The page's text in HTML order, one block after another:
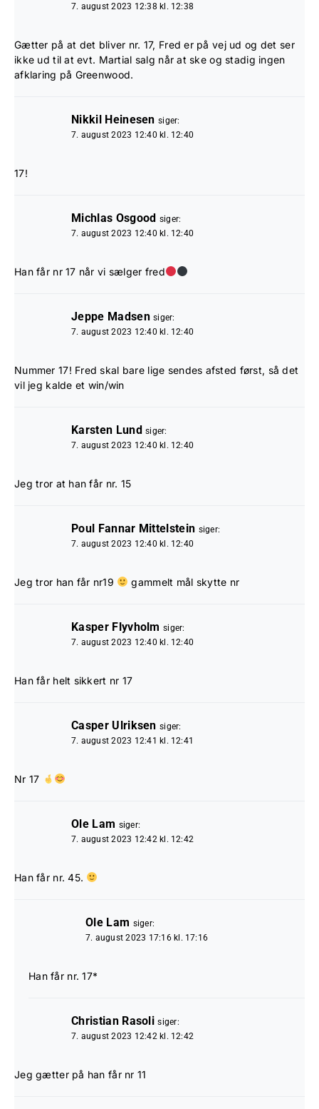
7. august 2023 12:38 kl. 12:38
Gætter på at det bliver nr. 17, Fred er på vej ud og det ser
ikke ud til at evt. Martial salg når at ske og stadig ingen
afklaring på Greenwood.
Nikkil Heinesen siger:
7. august 2023 12:40 kl. 12:40
17!
Michlas Osgood siger:
7. august 2023 12:40 kl. 12:40
Han får nr 17 når vi sælger fred
Jeppe Madsen siger:
7. august 2023 12:40 kl. 12:40
Nummer 17! Fred skal bare lige sendes afsted først, så det
vil jeg kalde et win/win
Karsten Lund siger:
7. august 2023 12:40 kl. 12:40
Jeg tror at han får nr. 15
Poul Fannar Mittelstein siger:
7. august 2023 12:40 kl. 12:40
Jeg tror han får nr19 gammelt mål skytte nr
Kasper Flyvholm siger:
7. august 2023 12:40 kl. 12:40
Han får helt sikkert nr 17
Casper Ulriksen siger:
7. august 2023 12:41 kl. 12:41
Nr 17
Ole Lam siger:
7. august 2023 12:42 kl. 12:42
Han får nr. 45.
Ole Lam siger:
7. august 2023 17:16 kl. 17:16
Han får nr. 17*
Christian Rasoli siger:
7. august 2023 12:42 kl. 12:42
Jeg gætter på han får nr 11